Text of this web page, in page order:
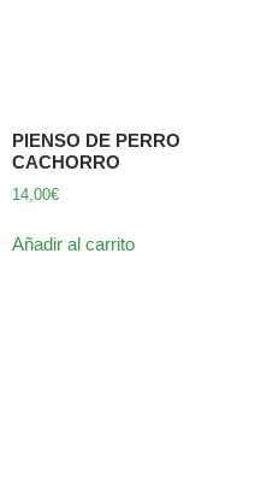
PIENSO DE PERRO
CACHORRO
14,00€
Añadir al carrito